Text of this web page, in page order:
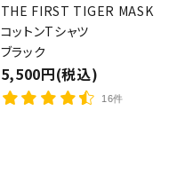
THE FIRST TIGER MASK
コットンTシャツ
ブラック
5,500円(税込)
16件